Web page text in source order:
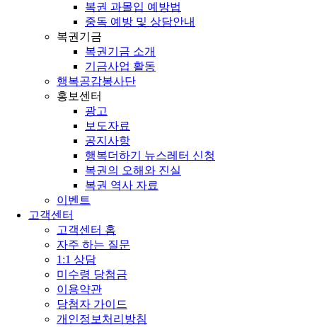
복권 과몰입 예방법
중독 예방 및 상담안내
복권기금
복권기금 소개
기금사업 활동
행복공감봉사단
홍보센터
광고
보도자료
공지사항
행복더하기 뉴스레터 신청
복권의 오해와 진실
복권 역사 자료
이벤트
고객센터
고객센터 홈
자주 하는 질문
1:1 상담
미수령 당첨금
이용약관
당첨자 가이드
개인정보처리방침